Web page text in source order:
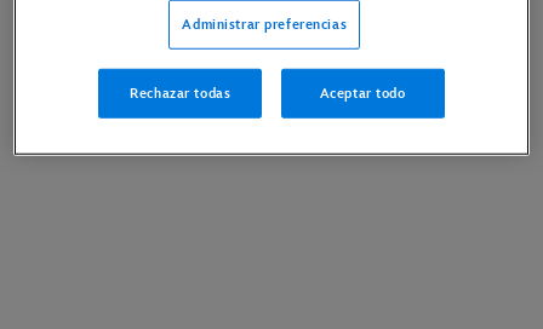
Administrar preferencias
Rechazar todas Aceptar todo